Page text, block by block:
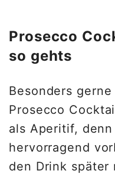
Prosecco
so gehts
Besonders
Prosecco
als Aperitif,
hervorragend
den Drink später